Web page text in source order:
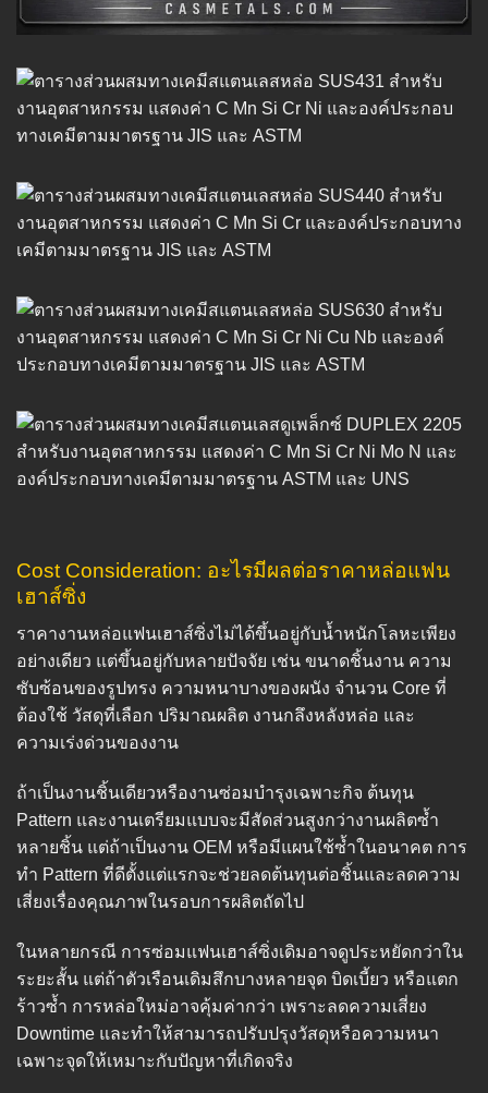
Cost Consideration: อะไรมีผลต่อราคาหล่อแฟน
เฮาส์ซิ่ง
ราคางานหล่อแฟนเฮาส์ซิ่งไม่ได้ขึ้นอยู่กับน้ำหนักโลหะเพียง
อย่างเดียว แต่ขึ้นอยู่กับหลายปัจจัย เช่น ขนาดชิ้นงาน ความ
ซับซ้อนของรูปทรง ความหนาบางของผนัง จำนวน Core ที่
ต้องใช้ วัสดุที่เลือก ปริมาณผลิต งานกลึงหลังหล่อ และ
ความเร่งด่วนของงาน
ถ้าเป็นงานชิ้นเดียวหรืองานซ่อมบำรุงเฉพาะกิจ ต้นทุน
Pattern และงานเตรียมแบบจะมีสัดส่วนสูงกว่างานผลิตซ้ำ
หลายชิ้น แต่ถ้าเป็นงาน OEM หรือมีแผนใช้ซ้ำในอนาคต การ
ทำ Pattern ที่ดีตั้งแต่แรกจะช่วยลดต้นทุนต่อชิ้นและลดความ
เสี่ยงเรื่องคุณภาพในรอบการผลิตถัดไป
ในหลายกรณี การซ่อมแฟนเฮาส์ซิ่งเดิมอาจดูประหยัดกว่าใน
ระยะสั้น แต่ถ้าตัวเรือนเดิมสึกบางหลายจุด บิดเบี้ยว หรือแตก
ร้าวซ้ำ การหล่อใหม่อาจคุ้มค่ากว่า เพราะลดความเสี่ยง
Downtime และทำให้สามารถปรับปรุงวัสดุหรือความหนา
เฉพาะจุดให้เหมาะกับปัญหาที่เกิดจริง